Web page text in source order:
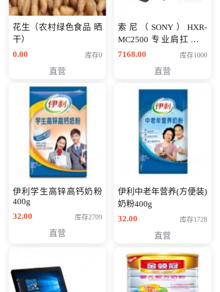
花生（农村绿色食品 晒
干）
0.00
库存0
直营
索尼（SONY）HXR-
MC2500 专业肩扛式存
储卡全高清摄录一体机
清入门级摄像机
7168.00 库存1000
直营
伊利学生高锌高钙奶粉
400g
32.00
库存2709
直营
伊利中老年营养(方便装)
奶粉400g
32.00
库存1728
直营